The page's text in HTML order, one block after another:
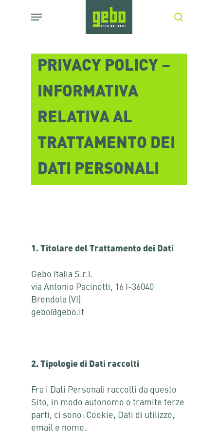
Menu
PRIVACY POLICY –
INFORMATIVA
RELATIVA AL
TRATTAMENTO DEI
DATI PERSONALI
1. Titolare del Trattamento dei Dati
Gebo Italia S.r.l.
via Antonio Pacinotti, 16 I-36040
Brendola (VI)
gebo@gebo.it
2. Tipologie di Dati raccolti
Fra i Dati Personali raccolti da questo
Sito, in modo autonomo o tramite terze
parti, ci sono: Cookie, Dati di utilizzo,
email e nome.